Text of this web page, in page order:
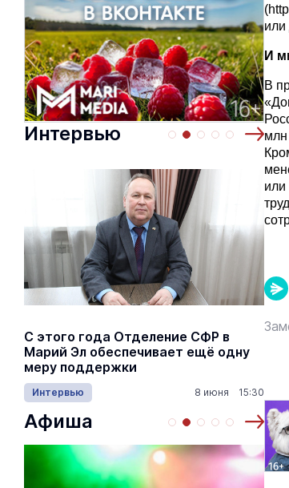
Интервью
С этого года Отделение СФР в
Марий Эл обеспечивает ещё одну
меру поддержки
Интервью 8 июня 15:30
Афиша
(
или
И
В
млн
или